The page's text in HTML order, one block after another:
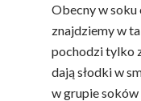
Obecny w
znajdziemy w
pochodzi tylko
dają słodki w
w grupie